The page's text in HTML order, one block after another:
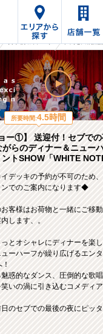
ー①】 送迎付！セブで
らのディナー＆ニュー
ントSHOW「WHITE
デッキの予約が不可のため
ンでのご案内になります◆
客様はお荷物と一緒にご移
します、。
とオシャレにディナーを楽
ーハーフが繰り広げるエン
惑的なダンス、圧倒的な歌
いの渦に引き込むコメディ
のセブでの最後の夜にピッ
所要時間:4.5時間